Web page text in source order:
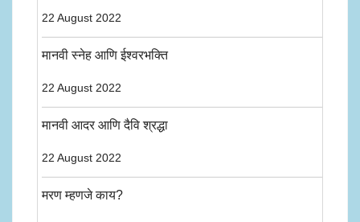
22 August 2022
मानवी स्नेह आणि ईश्वरभक्ति
22 August 2022
मानवी आदर आणि दैवि श्रद्धा
22 August 2022
मरण म्हणजे काय?